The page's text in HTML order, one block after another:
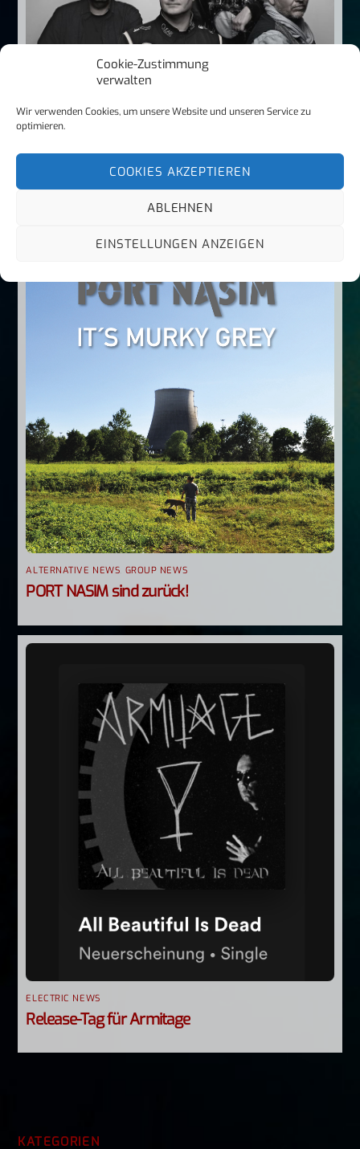
Cookie-Zustimmung
verwalten
Wir verwenden Cookies, um unsere Website und unseren Service zu
optimieren.
COOKIES AKZEPTIEREN
ABLEHNEN
EINSTELLUNGEN ANZEIGEN
ALTERNATIVE NEWS,GROUP NEWS
Sternstaub: Eine Brücke in die Zukunft
ALTERNATIVE NEWS GROUP NEWS
PORT NASIM sind zurück!
ELECTRIC NEWS
Release-Tag für Armitage
KATEGORIEN